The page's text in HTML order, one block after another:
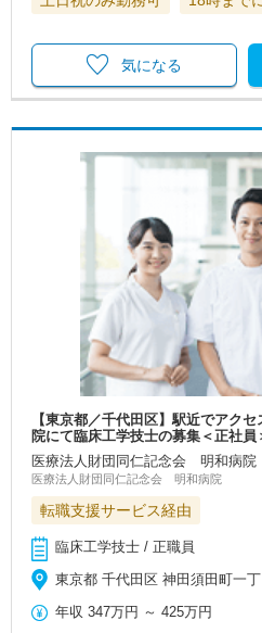
気になる
【東京都／千代田区】駅近でアク
院にて臨床工学技士の募集＜正社員
医療法人財団同仁記念会 明和病院
医療法人財団同仁記念会 明和病院
転職支援サービス経由
臨床工学技士 / 正職員
東京都 千代田区 神田須田町一
年収 347万円 ～425万円